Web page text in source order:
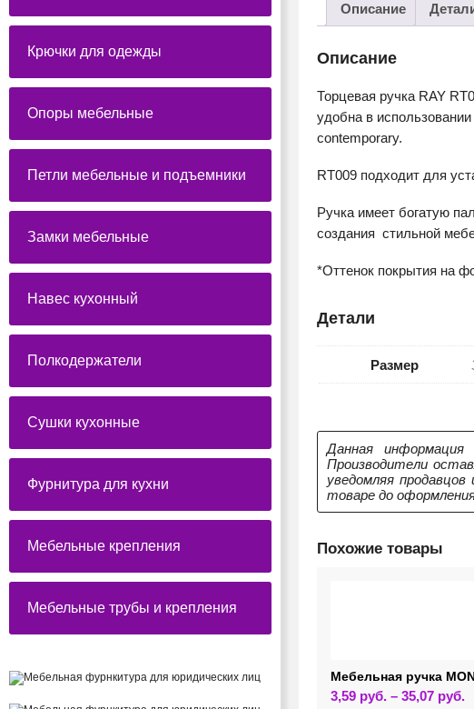
Крючки для одежды
Опоры мебельные
Петли мебельные и подъемники
Замки мебельные
Навес кухонный
Полкодержатели
Сушки кухонные
Фурнитура для кухни
Мебельные крепления
Мебельные трубы и крепления
Описание
Описание
Торцевая ручка RAY
удобна в
contemporary.
RT009 подходит для
Ручка имеет богатую
создания стильной
*Оттенок покрытия на
Детали
Размер
Данная информация
Производители
уведомляя
товаре до оформления
Похожие товары
Мебельная ручка
3,59 руб. –35,07 руб.